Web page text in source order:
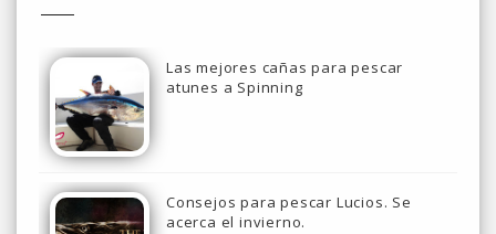
Las mejores cañas para pescar
atunes a Spinning
Consejos para pescar Lucios. Se
acerca el invierno.